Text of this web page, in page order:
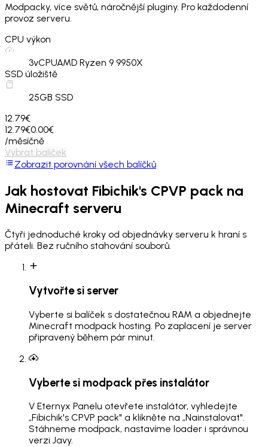
Modpacky, více světů, náročnější pluginy. Pro každodenní
provoz serveru.
CPU výkon
3vCPUAMD Ryzen 9 9950X
SSD úložiště
25GB SSD
12.79€
12.79€0.00€
/měsíčně
Vybrat balíček
Zobrazit porovnání všech balíčků
Jak hostovat Fibichik's CPVP pack na
Minecraft serveru
Čtyři jednoduché kroky od objednávky serveru k hraní s
přáteli. Bez ručního stahování souborů.
Vytvořte si server
Vyberte si balíček s dostatečnou RAM a objednejte
Minecraft modpack hosting. Po zaplacení je server
připravený během pár minut.
Vyberte si modpack přes instalátor
V Eternyx Panelu otevřete instalátor, vyhledejte
„Fibichik's CPVP pack" a klikněte na „Nainstalovat".
Stáhneme modpack, nastavíme loader i správnou
verzi Javy.